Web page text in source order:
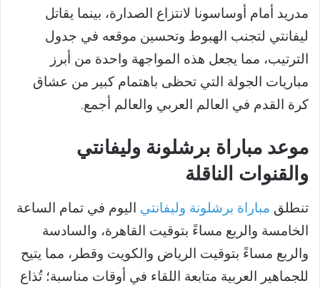
مدريد أمام أوساسونا لانتزاع الصدارة، بينما يقاتل
ليفانتي لتجنب الهبوط وتحسين موقعه في جدول
الترتيب، مما يجعل هذه المواجهة واحدة من أبرز
مباريات الجولة التي تحظى باهتمام كبير من عشاق
كرة القدم في العالم العربي والعالم أجمع.
موعد مباراة برشلونة وليفانتي
والقنوات الناقلة
تنطلق مباراة برشلونة وليفانتي اليوم في تمام الساعة
الخامسة والربع مساءً بتوقيت القاهرة، والسادسة
والربع مساءً بتوقيت الرياض والكويت وقطر، مما يتيح
للجماهير العربية متابعة اللقاء في أوقات مناسبة؛ تُذاع